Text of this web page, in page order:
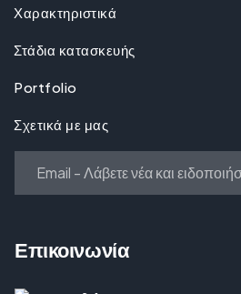
Χαρακτηριστικά
Στάδια κατασκευής
Portfolio
Σχετικά με μας
Επικοινωνία